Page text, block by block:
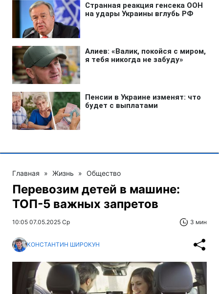
Главная » Жизнь » Общество
Перевозим детей в машине:
ТОП-5 важных запретов
10:05 07.05.2025 Ср 3 мин
КОНСТАНТИН ШИРОКУН